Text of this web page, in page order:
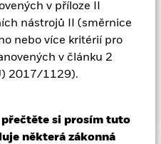
v příloze II
nástrojů II (směrnice
nebo více kritérií pro
v článku 2
2017/1129).
přečtěte si prosím tuto
některá zákonná
vaší investice
růstu a příjmu
indexu Bloomberg
Corporate ESG